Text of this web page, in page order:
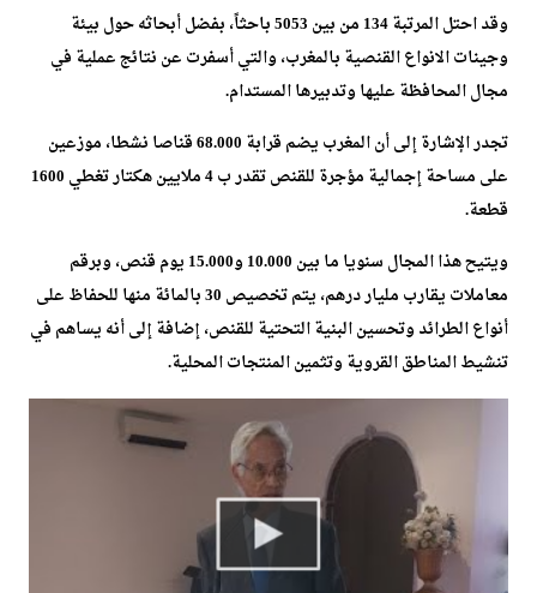
وقد احتل المرتبة 134 من بين 5053 باحثاً، بفضل أبحاثه حول بيئة
وجينات الانواع القنصية بالمغرب، والتي أسفرت عن نتائج عملية في
مجال المحافظة عليها وتدبيرها المستدام.
تجدر الإشارة إلى أن المغرب يضم قرابة 68.000 قناصا نشطا، موزعين
على مساحة إجمالية مؤجرة للقنص تقدر ب 4 ملايين هكتار تغطي 1600
قطعة.
ويتيح هذا المجال سنويا ما بين 10.000 و15.000 يوم قنص، وبرقم
معاملات يقارب مليار درهم، يتم تخصيص 30 بالمائة منها للحفاظ على
أنواع الطرائد وتحسين البنية التحتية للقنص، إضافة إلى أنه يساهم في
تنشيط المناطق القروية وتثمين المنتجات المحلية.